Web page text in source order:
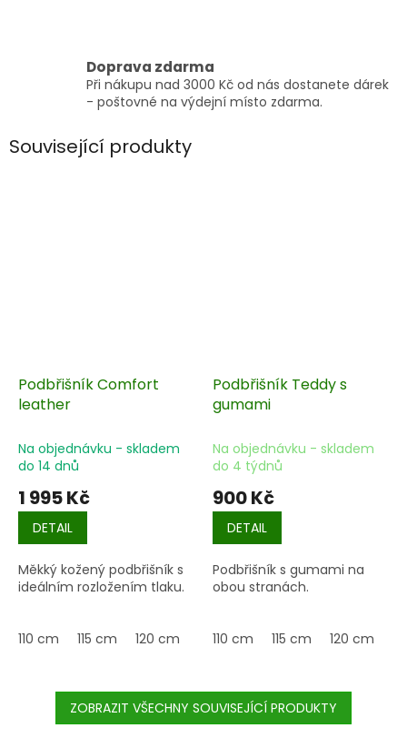
Doprava zdarma
Při nákupu nad 3000 Kč od nás dostanete dárek
- poštovné na výdejní místo zdarma.
Související produkty
Podbřišník Comfort
leather
Na objednávku - skladem
do 14 dnů
1 995 Kč
DETAIL
Měkký kožený podbřišník s
ideálním rozložením tlaku.
110 cm 115 cm 120 cm 125 cm 130 cm 135 cm
Podbřišník Teddy s
gumami
Na objednávku - skladem
do 4 týdnů
900 Kč
DETAIL
Podbřišník s gumami na
obou stranách.
110 cm 115 cm 120 cm
ZOBRAZIT VŠECHNY SOUVISEJÍCÍ PRODUKTY